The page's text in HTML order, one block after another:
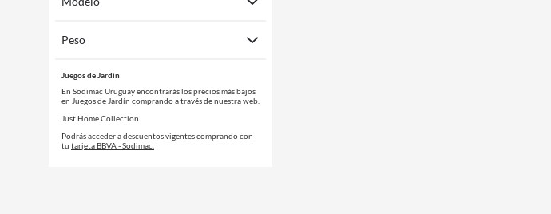
Peso
Juegos de Jardín
En Sodimac Uruguay encontrarás los precios más bajos
en Juegos de Jardín comprando a través de nuestra web.
Just Home Collection
Podrás acceder a descuentos vigentes comprando con
tu tarjeta BBVA - Sodimac.